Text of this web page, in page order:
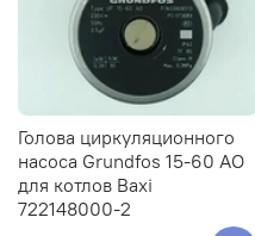
Голова циркуляционного
насоса Grundfos 15-60 AO
для котлов Baxi
722148000-2